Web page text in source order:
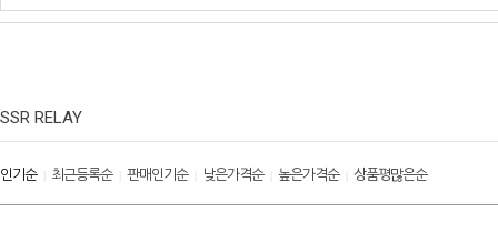
SSR RELAY
인기순| 최근등록순| 판매인기순| 낮은가격순| 높은가격순| 상품평많은순